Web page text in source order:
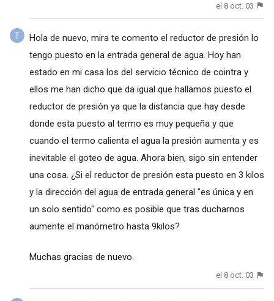
el 8 oct. 03
Hola de nuevo, mira te comento el reductor de presión lo
tengo puesto en la entrada general de agua. Hoy han
estado en mi casa los del servicio técnico de cointra y
ellos me han dicho que da igual que hallamos puesto el
reductor de presión ya que la distancia que hay desde
donde esta puesto al termo es muy pequeña y que
cuando el termo calienta el agua la presión aumenta y es
inevitable el goteo de agua. Ahora bien, sigo sin entender
una cosa. ¿Si el reductor de presión esta puesto en 3 kilos
y la dirección del agua de entrada general "es única y en
un solo sentido" como es posible que tras ducharnos
aumente el manómetro hasta 9kilos?
Muchas gracias de nuevo.
el 8 oct. 03